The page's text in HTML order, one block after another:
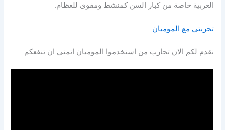
العربية خاصة من كبار السن كمنشط ومقوى للعظام.
تجربتي مع الموميان
نقدم لكم الان تجارب من استخدموا الموميان اتمني ان تنفعكم